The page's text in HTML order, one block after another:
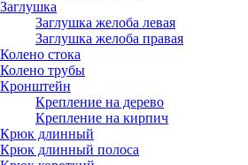
Заглушка
Заглушка желоба левая
Заглушка желоба правая
Колено стока
Колено трубы
Кронштейн
Крепление на дерево
Крепление на кирпич
Крюк длинный
Крюк длинный полоса